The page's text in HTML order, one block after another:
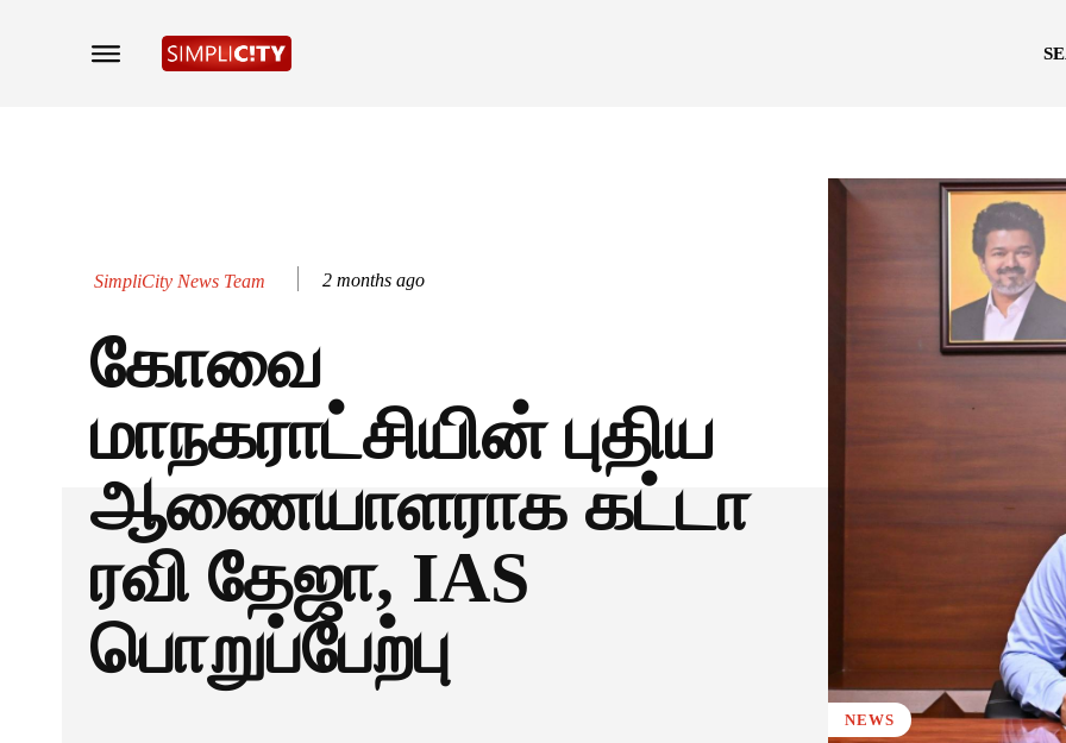
SimpliCity News Team 2 months ago
கோவை
மாநகராட்சியின் புதிய
ஆணையாளராக கட்டா
ரவி தேஜா, IAS
பொறுப்பேற்பு
NEWS